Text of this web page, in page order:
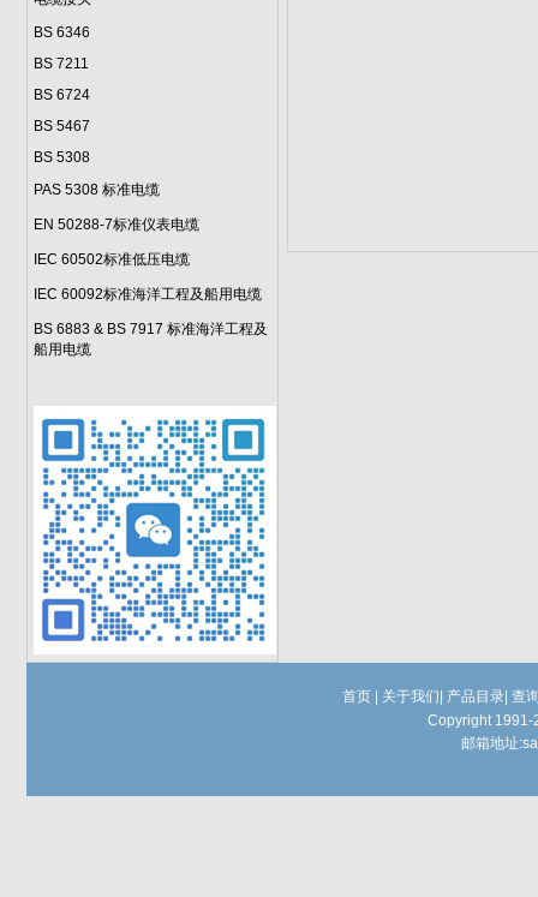
BS 6346
BS 7211
BS 6724
BS 5467
BS 5308
PAS 5308 标准电缆
EN 50288-7标准仪表电缆
IEC 60502标准低压电缆
IEC 60092标准海洋工程及船用电缆
BS 6883 & BS 7917 标准海洋工程及
船用电缆
首页 关于我们 产品目录| 查
Copyright 1991-
邮箱地址: